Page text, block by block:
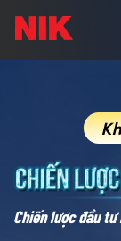
Chiến lược đầu